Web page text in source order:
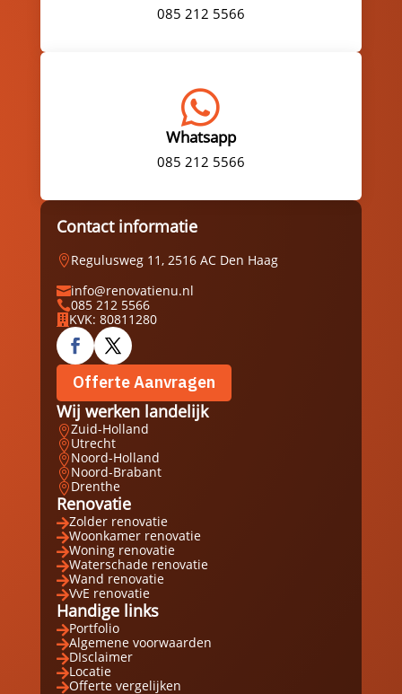
085 212 5566

Whatsapp
085 212 5566
Contact informatie
Regulusweg 11, 2516 AC Den Haag
info@renovatienu.nl
085 212 5566
 KVK: 80811280
Offerte Aanvragen
Wij werken landelijk
Zuid-Holland
Utrecht
Noord-Holland
Noord-Brabant
Drenthe
Renovatie
Zolder renovatie
Woonkamer renovatie
Woning renovatie
Waterschade renovatie
Wand renovatie
VvE renovatie
Handige links
Portfolio
Algemene voorwaarden
DIsclaimer
Locatie
Offerte vergelijken